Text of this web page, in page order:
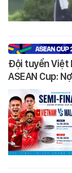
Đội tuyển Việt
ASEAN Cup: